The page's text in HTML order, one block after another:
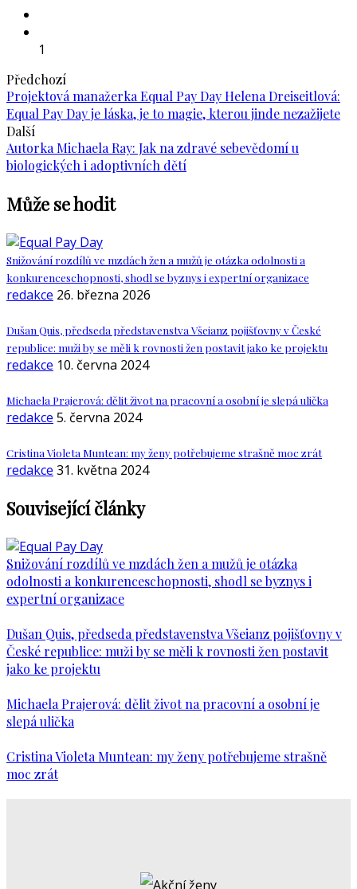
1
Předchozí
Projektová manažerka Equal Pay Day Helena Dreiseitlová:
Equal Pay Day je láska, je to magie, kterou jinde nezažijete
Další
Autorka Michaela Ray: Jak na zdravé sebevědomí u
biologických i adoptivních dětí
Může se hodit
Snižování rozdílů ve mzdách žen a mužů je otázka odolnosti a
konkurenceschopnosti, shodl se byznys i expertní organizace
redakce 26. března 2026
Dušan Quis, předseda představenstva Všeianz pojišťovny v České
republice: muži by se měli k rovnosti žen postavit jako ke projektu
redakce 10. června 2024
Michaela Prajerová: dělit život na pracovní a osobní je slepá ulička
redakce 5. června 2024
Cristina Violeta Muntean: my ženy potřebujeme strašně moc zrát
redakce 31. května 2024
Související články
Snižování rozdílů ve mzdách žen a mužů je otázka
odolnosti a konkurenceschopnosti, shodl se byznys i
expertní organizace
Dušan Quis, předseda představenstva Všeianz pojišťovny v
České republice: muži by se měli k rovnosti žen postavit
jako ke projektu
Michaela Prajerová: dělit život na pracovní a osobní je
slepá ulička
Cristina Violeta Muntean: my ženy potřebujeme strašně
moc zrát